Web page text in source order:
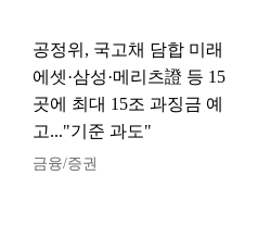
공정위, 국고채 담합 미래
에셋·삼성·메리츠證 등 15
곳에 최대 15조 과징금 예
고..."기준 과도"
금융/증권